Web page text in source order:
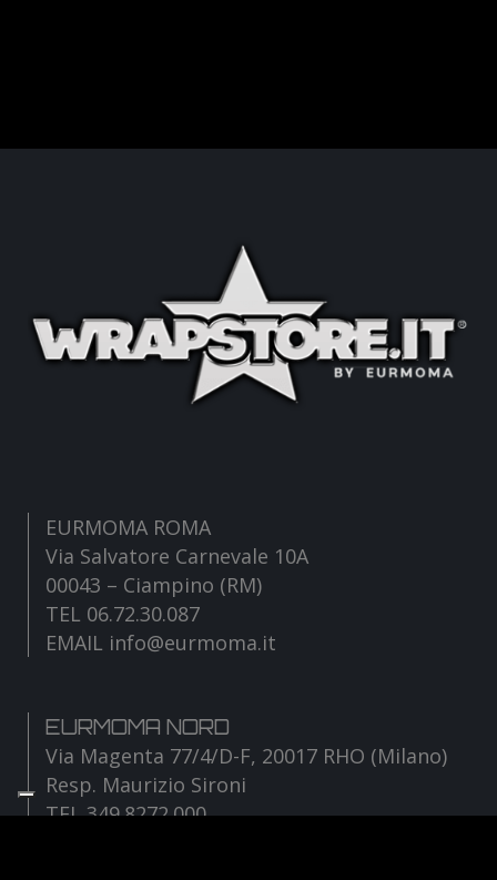
EURMOMA ROMA
Via Salvatore Carnevale 10A
00043 – Ciampino (RM)
TEL 06.72.30.087
EMAIL info@eurmoma.it
EURMOMA NORD
Via Magenta 77/4/D-F, 20017 RHO (Milano)
Resp. Maurizio Sironi
TEL 349.8272.000